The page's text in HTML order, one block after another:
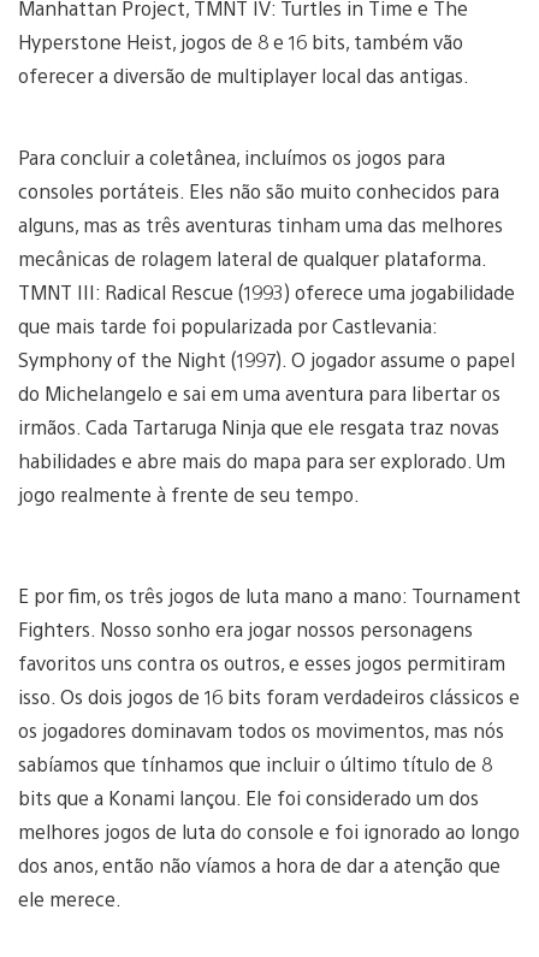
Manhattan Project, TMNT IV: Turtles in Time e The
Hyperstone Heist, jogos de 8 e 16 bits, também vão
oferecer a diversão de multiplayer local das antigas.
Para concluir a coletânea, incluímos os jogos para
consoles portáteis. Eles não são muito conhecidos para
alguns, mas as três aventuras tinham uma das melhores
mecânicas de rolagem lateral de qualquer plataforma.
TMNT III: Radical Rescue (1993) oferece uma jogabilidade
que mais tarde foi popularizada por Castlevania:
Symphony of the Night (1997). O jogador assume o papel
do Michelangelo e sai em uma aventura para libertar os
irmãos. Cada Tartaruga Ninja que ele resgata traz novas
habilidades e abre mais do mapa para ser explorado. Um
jogo realmente à frente de seu tempo.
E por fim, os três jogos de luta mano a mano: Tournament
Fighters. Nosso sonho era jogar nossos personagens
favoritos uns contra os outros, e esses jogos permitiram
isso. Os dois jogos de 16 bits foram verdadeiros clássicos e
os jogadores dominavam todos os movimentos, mas nós
sabíamos que tínhamos que incluir o último título de 8
bits que a Konami lançou. Ele foi considerado um dos
melhores jogos de luta do console e foi ignorado ao longo
dos anos, então não víamos a hora de dar a atenção que
ele merece.